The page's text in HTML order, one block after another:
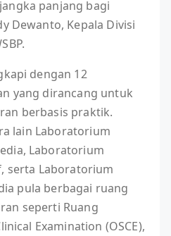
panjang bagi
Dewanto, Kepala Divisi
dengan 12
yang dirancang untuk
berbasis praktik.
lain Laboratorium
Laboratorium
serta Laboratorium
pula berbagai ruang
seperti Ruang
Examination (OSCE),